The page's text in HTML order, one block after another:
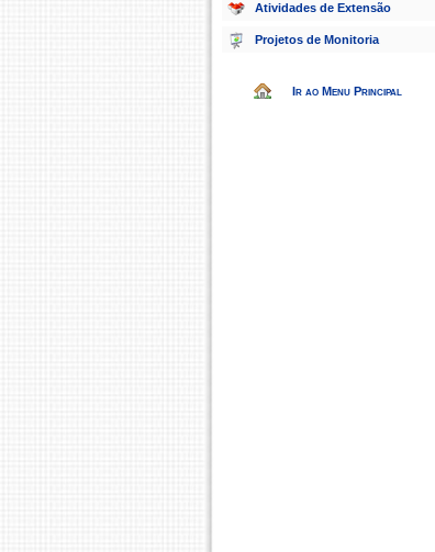
Atividades de Extensão
Projetos de Monitoria
Ir ao Menu Principal